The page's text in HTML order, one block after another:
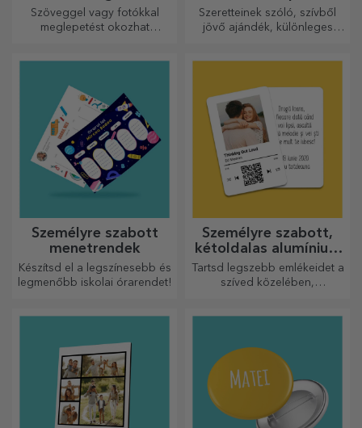
Szöveggel vagy fotókkal
meglepetést okozhat
Szeretteinek szóló, szívből
jövő ajándék, különleges
Személyre szabott
menetrendek
Készítsd el a legszínesebb és
legmenőbb iskolai órarendet!
Személyre szabott,
kétoldalas alumínium
kártyák
Tartsd legszebb emlékeidet a
szíved közelében,